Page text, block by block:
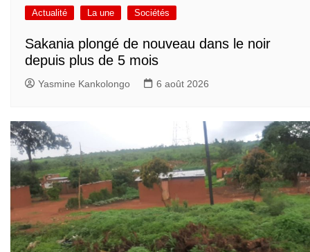
Actualité La une Sociétés
Sakania plongé de nouveau dans le noir
depuis plus de 5 mois
Yasmine Kankolongo 6 août 2026